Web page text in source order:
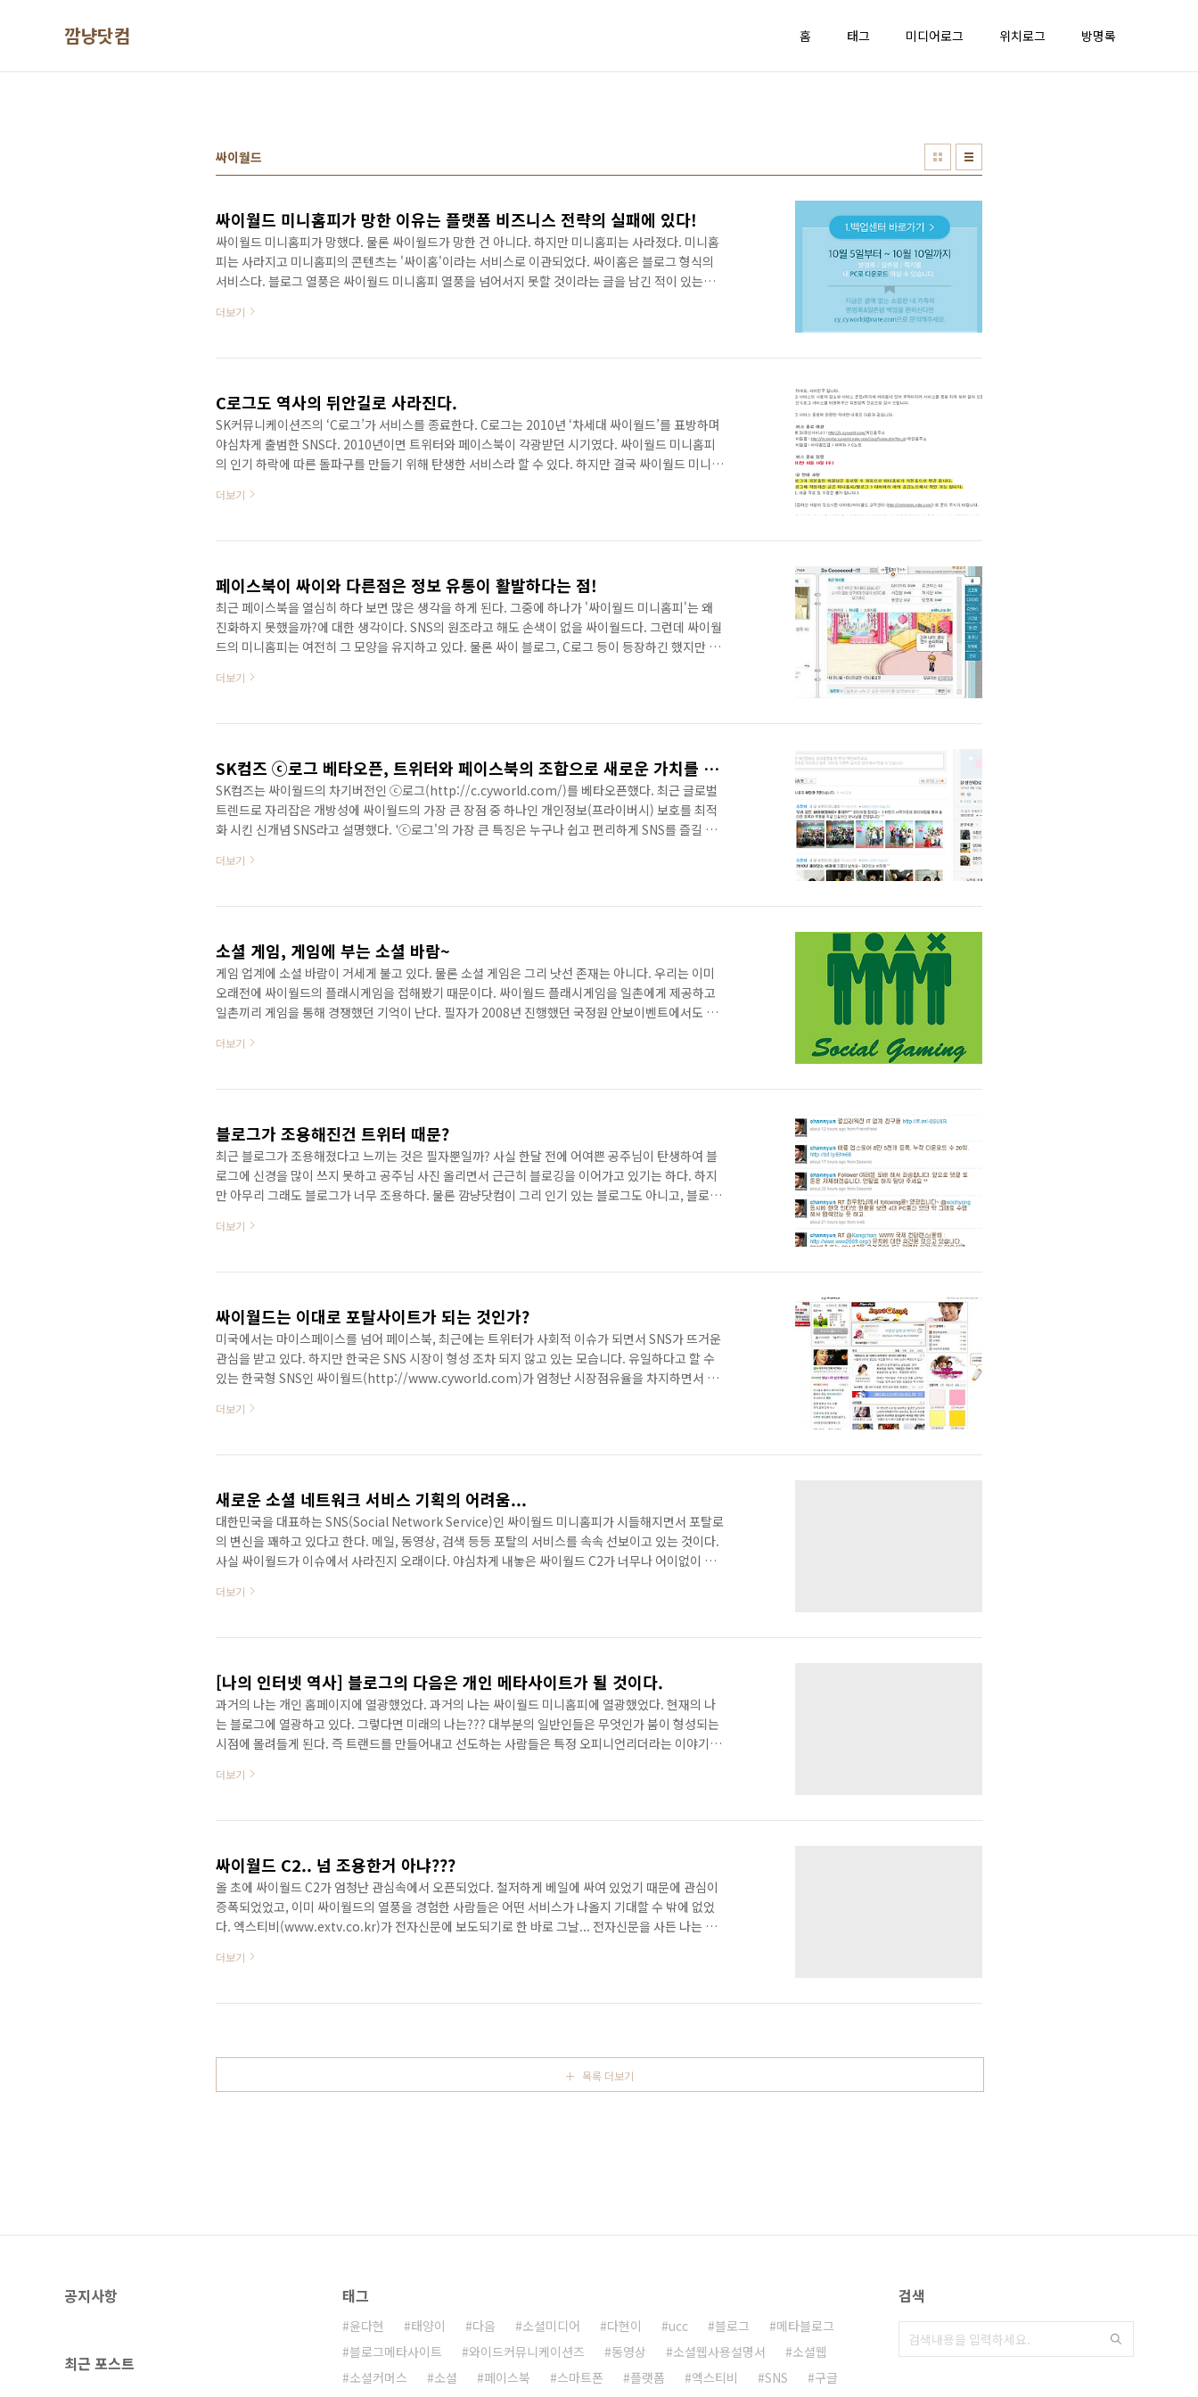
깜냥닷컴 홈 태그 미디어로그 위치로그 방명록
싸이월드
싸이월드 미니홈피가 망한 이유는 플랫폼 비즈니스 전략의 실패에 있다!
싸이월드 미니홈피가 망했다. 물론 싸이월드가 망한 건 아니다. 하지만 미니홈피는 사라졌다. 미니홈
피는 사라지고 미니홈피의 콘텐츠는 '싸이홈'이라는 서비스로 이관되었다. 싸이홈은 블로그 형식의
서비스다. 블로그 열풍은 싸이월드 미니홈피 열풍을 넘어서지 못할 것이라는 글을 남긴 적이 있는데,
론 나게 되었다.(블로그열풍은 결코 싸이열풍을 넘어설 수 없을 것이다! -
한민국에서 디카 열풍과 함께 싸이질 열풍이 불었던 싸이월드 미니홈피가 어쩌다가 문을 닫는 상황까
더보기
C로그도 역사의 뒤안길로 사라진다.
SK커뮤니케이션즈의 ‘C로그’가 서비스를 종료한다. C로그는 2010년 ‘차세대 싸이월드’를 표방하며
야심차게 출범한 SNS다. 2010년이면 트위터와 페이스북이 각광받던 시기였다. 싸이월드 미니홈피
의 인기 하락에 따른 돌파구를 만들기 위해 탄생한 서비스라 할 수 있다. 하지만 결국 싸이월드 미니홈
타까웠는데 이제는 사라지는 서비스들이 하도 많아서 그리 안타깝지도 않다. 특히 C로그는 한번도 사
는 건지가 이해되지 않을 뿐이다. C로그는 사용자가 많치 않아서 후폭풍도 거의 없을 듯 하다. 다음 요
더보기
페이스북이 싸이와 다른점은 정보 유통이 활발하다는 점!
최근 페이스북을 열심히 하다 보면 많은 생각을 하게 된다. 그중에 하나가 '싸이월드 미니홈피'는 왜
진화하지 못했을까?에 대한 생각이다. SNS의 원조라고 해도 손색이 없을 싸이월드다. 그런데 싸이월
드의 미니홈피는 여전히 그 모양을 유지하고 있다. 물론 싸이 블로그, C로그 등이 등장하긴 했지만 여
우쳐 있었던 것 같다. 페이스북을 보면 확연히 이해할 수 있다. 지금의 페이스북은 개인의 일상을 공유
올리고 있으며 인적 네트워크를 타고 유통되고 확산되고 있다. 하지만 싸이는? 여전히 사진을 올리고
더보기
SK컴즈 ⓒ로그 베타오픈, 트위터와 페이스북의 조합으로 새로운 가치를 만들 수 있을까? 훗훗~
SK컴즈는 싸이월드의 차기버전인 ⓒ로그(http://c.cyworld.com/)를 베타오픈했다. 최근 글로벌
트렌드로 자리잡은 개방성에 싸이월드의 가장 큰 장점 중 하나인 개인정보(프라이버시) 보호를 최적
화 시킨 신개념 SNS라고 설명했다. 'ⓒ로그'의 가장 큰 특징은 누구나 쉽고 편리하게 SNS를 즐길 수
먼저 '모아보기'는 친구들의 새 글과 활동 소식을 상세하게 알려준다. 일촌들의 미니홈피나 블로그를
하다. 이 기능은 내달 초 미니홈피에도 적용될 예정이다. '노트'에서는 사용자 본인과 내 'ⓒ로그'에..
더보기
소셜 게임, 게임에 부는 소셜 바람~
게임 업계에 소셜 바람이 거세게 불고 있다. 물론 소셜 게임은 그리 낫선 존재는 아니다. 우리는 이미
오래전에 싸이월드의 플래시게임을 접해봤기 때문이다. 싸이월드 플래시게임을 일촌에게 제공하고
일촌끼리 게임을 통해 경쟁했던 기억이 난다. 필자가 2008년 진행했던 국정원 안보이벤트에서도 싸
으로 플래시게임을 제공하고, 일정기간 동안 가장 많은 포인트를 획득하는 회원에게 도토리를 지급하
조 였던게 분명하다. 소셜 게임은 소셜 네트워크에 게임 요소가 결합된 형태의 놀이로, 싸이월드나 페
더보기
블로그가 조용해진건 트위터 때문?
최근 블로그가 조용해졌다고 느끼는 것은 필자뿐일까? 사실 한달 전에 어여쁜 공주님이 탄생하여 블
로그에 신경을 많이 쓰지 못하고 공주님 사진 올리면서 근근히 블로깅을 이어가고 있기는 하다. 하지
만 아무리 그래도 블로그가 너무 조용하다. 물론 깜냥닷컴이 그리 인기 있는 블로그도 아니고, 블로그
그가 너무 조용하다. 생각해보면 최근 트위터나 미투데이가 인기를 끌면서 블로그의 인기가 상당부분
주로 활동하고 있는 것도 확인할 수 있다. 챠니블로그(http://blog.creation.net/)를 운영하고 있
더보기
싸이월드는 이대로 포탈사이트가 되는 것인가?
미국에서는 마이스페이스를 넘어 페이스북, 최근에는 트위터가 사회적 이슈가 되면서 SNS가 뜨거운
관심을 받고 있다. 하지만 한국은 SNS 시장이 형성 조차 되지 않고 있는 모습니다. 유일하다고 할 수
있는 한국형 SNS인 싸이월드(http://www.cyworld.com)가 엄청난 시장점유율을 차지하면서 다
한다는 것 자체가 한국시장이 매우 좁다는 것을 시사하고 있다고 할 수 있다. 그런데 요즘 싸이월드의
SNS를 포기하려는 건가? 아무래도 서비스 전략을 바꾼 것 같다. 이제 한국 유일의 SNS라는 타이틀
더보기
새로운 소셜 네트워크 서비스 기획의 어려움...
대한민국을 대표하는 SNS(Social Network Service)인 싸이월드 미니홈피가 시들해지면서 포탈로
의 변신을 꽤하고 있다고 한다. 메일, 동영상, 검색 등등 포탈의 서비스를 속속 선보이고 있는 것이다.
사실 싸이월드가 이슈에서 사라진지 오래이다. 야심차게 내놓은 싸이월드 C2가 너무나 어이없이 무
나온다면 싸이 미니홈피 처럼 대박을 터트릴 수 있을까? 웹2.0을 가미한 새로운 SNS가 있다면 그 가
는가? 웹2.0 시대의 새로운 SNS... 싸이 포털변신…미니홈피 ‘굿바이’ 헤럴드경제 ..
더보기
[나의 인터넷 역사] 블로그의 다음은 개인 메타사이트가 될 것이다.
과거의 나는 개인 홈페이지에 열광했었다. 과거의 나는 싸이월드 미니홈피에 열광했었다. 현재의 나
는 블로그에 열광하고 있다. 그렇다면 미래의 나는??? 대부분의 일반인들은 무엇인가 붐이 형성되는
시점에 몰려들게 된다. 즉 트랜드를 만들어내고 선도하는 사람들은 특정 오피니언리더라는 이야기이
서비스와 이모티콘을 서비스하면서 엄청난(?) 인기를 누렸었다. 당시 가장 큰 검색 포탈이었던 야후
었으니 가능한 이야기이다. 하루 방문자가 엄청났었다. 그때가 불과 2000년 초반이다. 생각해보니 정
더보기
싸이월드 C2.. 넘 조용한거 아냐???
올 초에 싸이월드 C2가 엄청난 관심속에서 오픈되었다. 철저하게 베일에 싸여 있었기 때문에 관심이
증폭되었었고, 이미 싸이월드의 열풍을 경험한 사람들은 어떤 서비스가 나올지 기대할 수 밖에 없었
다. 엑스티비(www.extv.co.kr)가 전자신문에 보도되기로 한 바로 그날... 전자신문을 사든 나는 좌
에 엑스티비는 낄자리가 없었다. 거기다가 윈도우즈 비스타의 출시가 맞물려 엑스티비 신문보도는 그
다는 생각이 든다. 왜일까? 다른 곳도 아닌 SK컴에서... 싸이월드에서 엄청난 투자를 해서 내놓은 C2
더보기
목록 더보기
공지사항
최근 포스트
태그
윤다현 태양이 다음 소셜미디어 다현이 ucc 블로그
메타블로그
블로그메타사이트
와이드커뮤니케이션즈 동영상 소셜웹사용설명서
소셜웹
소셜커머스
소셜 페이스북 스마트폰 플랫폼 엑스티비 SNS
구글
검색